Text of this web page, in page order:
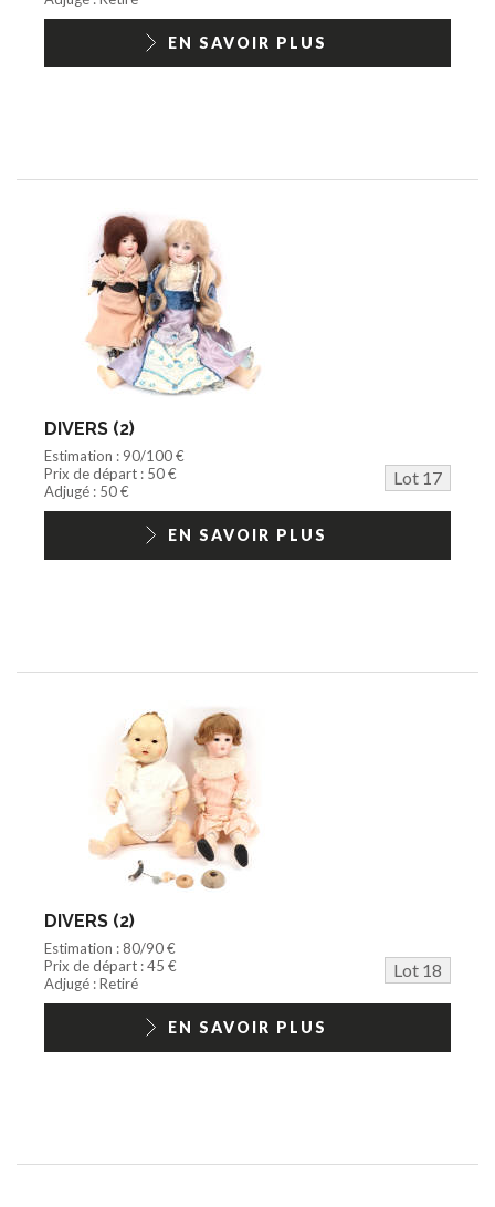
EN SAVOIR PLUS
DIVERS (2)
Estimation : 90/100 €
Prix de départ : 50 €
Lot 17
Adjugé : 50 €
EN SAVOIR PLUS
DIVERS (2)
Estimation : 80/90 €
Prix de départ : 45 €
Lot 18
Adjugé : Retiré
EN SAVOIR PLUS